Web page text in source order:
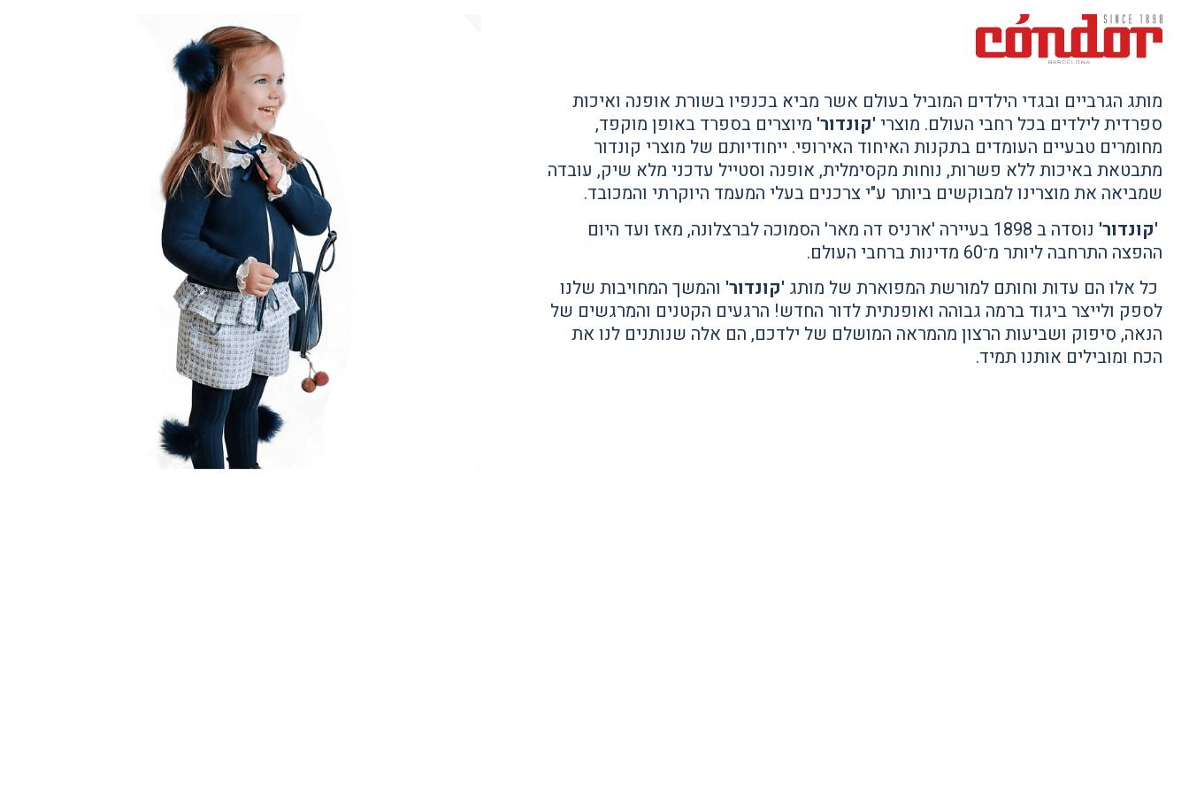
מותג הגרביים ובגדי הילדים המוביל בעולם אשר מביא בכנפיו בשורת אופנה ואיכות
ספרדית לילדים בכל רחבי העולם. מוצרי 'קונדור' מיוצרים בספרד באופן מוקפד,
מחומרים טבעיים העומדים בתקנות האיחוד האירופי. ייחודיותם של מוצרי קונדור
מתבטאת באיכות ללא פשרות, נוחות מקסימלית, אופנה וסטייל עדכני מלא שיק, עובדה
שמביאה את מוצרינו למבוקשים ביותר ע"י צרכנים בעלי המעמד היוקרתי והמכובד.
'קונדור'
נוסדה ב 1898 בעיירה 'ארניס דה מאר' הסמוכה לברצלונה, מאז ועד היום
ההפצה התרחבה ליותר מ־60 מדינות ברחבי העולם.
כל אלו הם עדות וחותם למורשת המפוארת של מותג 'קונדור' והמשך המחויבות שלנו
לספק ולייצר ביגוד ברמה גבוהה ואופנתית לדור החדש! הרגעים הקטנים והמרגשים של
הנאה, סיפוק ושביעות הרצון מהמראה המושלם של ילדכם, הם אלה שנותנים לנו את
הכח ומובילים אותנו תמיד.